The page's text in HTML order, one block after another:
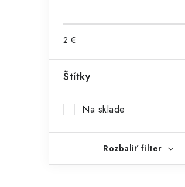
2 €
Štítky
Na sklade
Rozbaliť filter